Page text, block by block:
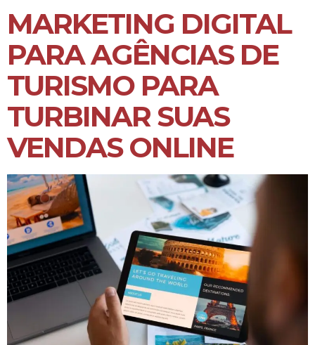
MARKETING DIGITAL
PARA AGÊNCIAS DE
TURISMO PARA
TURBINAR SUAS
VENDAS ONLINE